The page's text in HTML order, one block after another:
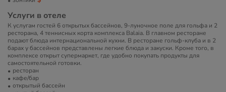
Услуги в отеле
К услугам гостей 6 открытых бассейнов, 9-луночное поле для гольфа и 2
ресторана, 4 теннисных корта комплекса Balaia. В главном ресторане
подают блюда интернациональной кухни. В ресторане гольф-клуба и в 2
барах у бассейнов представлены легкие блюда и закуски. Кроме того, в
комплексе открыт супермаркет, где удобно покупать продукты для
самостоятельной готовки.
ресторан
кафе/бар
открытый бассейн